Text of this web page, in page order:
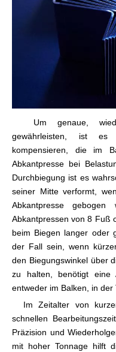
Um genaue,
gewährleisten, ist es
kompensieren, die im
Abkantpresse bei
Durchbiegung ist es
seiner Mitte verformt,
Abkantpresse
Abkantpressen von 8 Fuß
beim Biegen langer oder
der Fall sein, wenn
den Biegungswinkel über
zu halten, benötigt eine
entweder im Balken, in der
Im Zeitalter von
schnellen
Präzision und
mit hoher Tonnage hilft